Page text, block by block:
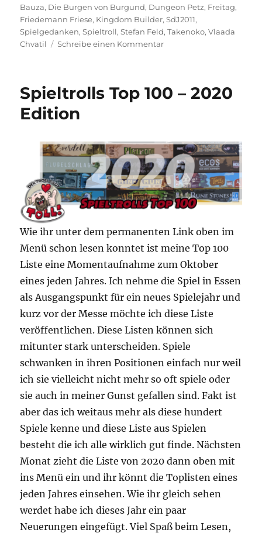
am
Bauza, Die Burgen von Burgund, Dungeon Petz, Freitag,
Friedemann Friese, Kingdom Builder,SdJ2011,
Spielgedanken,Spieltroll,Stefan Feld,Takenoko,Vlaada
Chvatil
Schreibe einen Kommentarzu
Sammlung
Spieltrolls Top 100 – 2020
Edition
Wie ihr unter dem permanenten Link oben im
Menü schon lesen konntet ist meine Top 100
Liste eine Momentaufnahme zum Oktober
eines jeden Jahres. Ich nehme die Spiel in Essen
als Ausgangspunkt für ein neues Spielejahr und
kurz vor der Messe möchte ich diese Liste
veröffentlichen. Diese Listen können sich
mitunter stark unterscheiden. Spiele
schwanken in ihren Positionen einfach nur weil
ich sie vielleicht nicht mehr so oft spiele oder
sie auch in meiner Gunst gefallen sind. Fakt ist
aber das ich weitaus mehr als diese hundert
Spiele kenne und diese Liste aus Spielen
besteht die ich alle wirklich gut finde. Nächsten
Monat zieht die Liste von 2020 dann oben mit
ins Menü ein und ihr könnt die Toplisten eines
jeden Jahres einsehen. Wie ihr gleich sehen
werdet habe ich dieses Jahr ein paar
Neuerungen eingefügt. Viel Spaß beim Lesen,